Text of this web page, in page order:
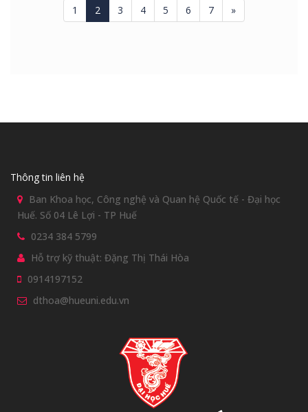
1 2 3 4 5 6 7 »
Thông tin liên hệ
Ban Khoa học, Công nghệ và Quan hệ Quốc tế - Đại học
Huế. Số 04 Lê Lợi - TP Huế
0234 384 5799
Hỗ trợ kỹ thuật: Đặng Thị Thái Hòa
0914197152
dthoa@hueuni.edu.vn